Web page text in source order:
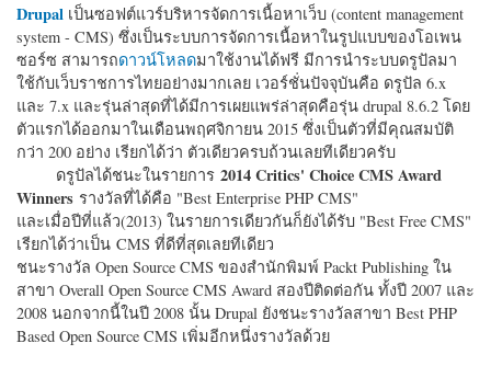
Drupal เป็นซอฟต์แวร์บริหารจัดการเนื้อหาเว็บ (content management
system - CMS) ซึ่งเป็นระบบการจัดการเนื้อหาในรูปแบบของโอเพน
ซอร์ซ สามารถดาวน์โหลดมาใช้งานได้ฟรี มีการนำระบบดรูปัลมา
ใช้กับเว็บราชการไทยอย่างมากเลย เวอร์ชั่นปัจจุบันคือ ดรูปัล 6.x
และ 7.x และรุ่นล่าสุดที่ได้มีการเผยแพร่ล่าสุดคือรุ่น drupal 8.6.2 โดย
ตัวแรกได้ออกมาในเดือนพฤศจิกายน 2015 ซึ่งเป็นตัวที่มีคุณสมบัติ
กว่า 200 อย่าง เรียกได้ว่า ตัวเดียวครบถ้วนเลยทีเดียวครับ
ดรูปัลได้ชนะในรายการ 2014 Critics' Choice CMS Award
Winners รางวัลที่ได้คือ "Best Enterprise PHP CMS"
และเมื่อปีที่แล้ว(2013) ในรายการเดียวกันก็ยังได้รับ "Best Free CMS"
เรียกได้ว่าเป็น CMS ที่ดีที่สุดเลยทีเดียว
ชนะรางวัล Open Source CMS ของสำนักพิมพ์ Packt Publishing ใน
สาขา Overall Open Source CMS Award สองปีติดต่อกัน ทั้งปี 2007 และ
2008 นอกจากนี้ในปี 2008 นั้น Drupal ยังชนะรางวัลสาขา Best PHP
Based Open Source CMS เพิ่มอีกหนึ่งรางวัลด้วย